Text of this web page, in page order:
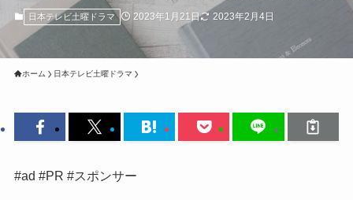
日本テレビ土曜ドラマ 2023年1月21日 2023年2月4日
ホーム 日本テレビ土曜ドラマ
#ad #PR #スポンサー